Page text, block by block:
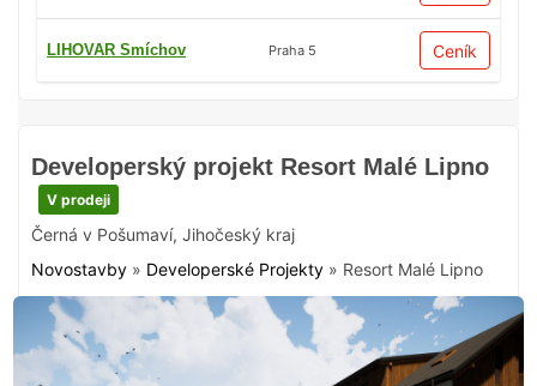
Developerský projekt Resort Malé Lipno
V prodeji
Černá v Pošumaví, Jihočeský kraj
Novostavby » Developerské Projekty » Resort Malé Lipno
LIHOVAR Smíchov Praha 5 Ceník